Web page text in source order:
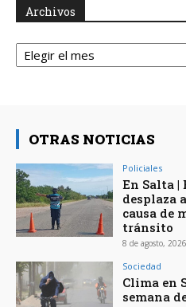
Archivos
Archivos
OTRAS NOTICIAS
Policiales
En Salta |
desplaza
causa de
tránsito
8 de agosto, 2026
Sociedad
Clima en
semana